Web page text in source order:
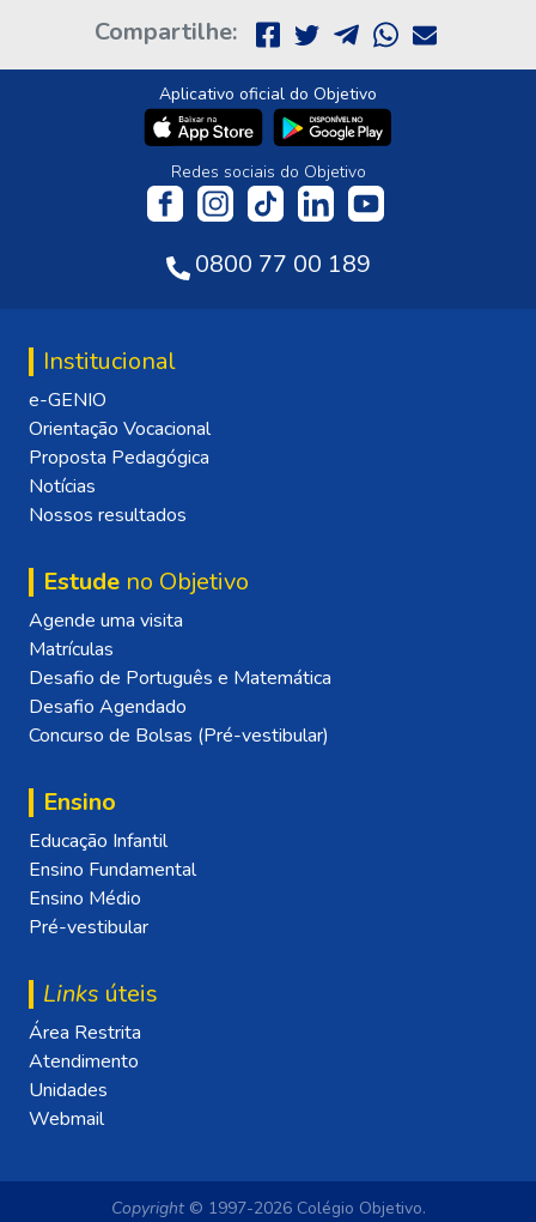
Compartilhe:
Aplicativo oficial do Objetivo
Redes sociais do Objetivo
0800 77 00 189
Institucional
e-GENIO
Orientação Vocacional
Proposta Pedagógica
Notícias
Nossos resultados
Estude no Objetivo
Agende uma visita
Matrículas
Desafio de Português e Matemática
Desafio Agendado
Concurso de Bolsas (Pré-vestibular)
Ensino
Educação Infantil
Ensino Fundamental
Ensino Médio
Pré-vestibular
Links úteis
Área Restrita
Atendimento
Unidades
Webmail
Copyright© 1997-2026 Colégio Objetivo.